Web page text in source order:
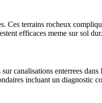
Ces terrains rocheux
efficaces meme sur sol
canalisations enterrees
incluant un diagnostic